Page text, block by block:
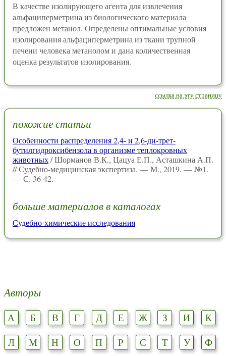
В качестве изолирующего агента для извлечения
альфациперметрина из биологического материала
предложен метанол. Определены оптимальные условия
изолирования альфациперметрина из ткани трупной
печени человека метанолом и дана количественная
оценка результатов изолирования.
ссылка на эту страницу
похожие статьи
Особенности распределения 2,4- и 2,6-ди-трет-
бутилгидроксибензола в организме теплокровных
животных/ Шорманов В.К., Цацуа Е.П., Асташкина А.П.
// Судебно-медицинская экспертиза. — М., 2019. — №1.
— С. 36-42.
больше материалов в каталогах
Судебно-химические исследования
Авторы
А Б В Г Д Е Ж З И
К
Л
М Н О П Р С Т У
Ф